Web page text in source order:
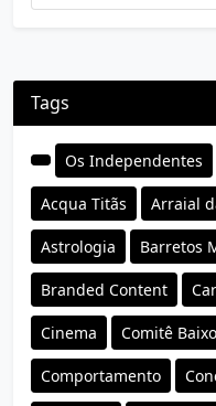
Tags
Os Independentes
Acqua Titãs Arraial
Astrologia Barretos
Branded Content
Cinema Comitê
Comportamento